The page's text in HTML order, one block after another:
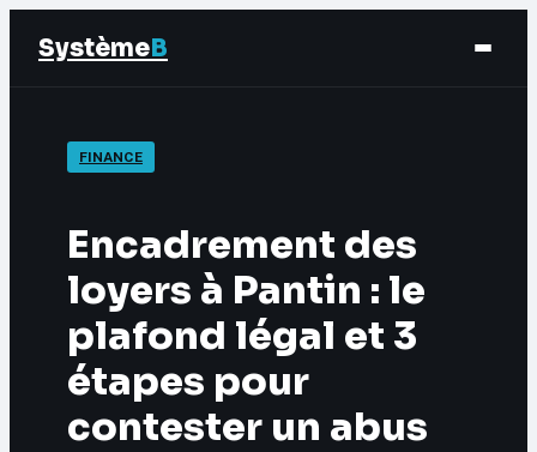
SystèmeB
Finance
Éducation & Emploi
Marketing
FINANCE
Encadrement des
loyers à Pantin : le
plafond légal et 3
étapes pour
contester un abus